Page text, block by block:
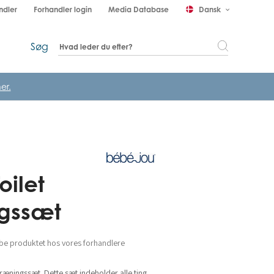
Forhandler login Media Database Dansk keyboard_arrow_down
Søg
produktet hos vores forhandlere